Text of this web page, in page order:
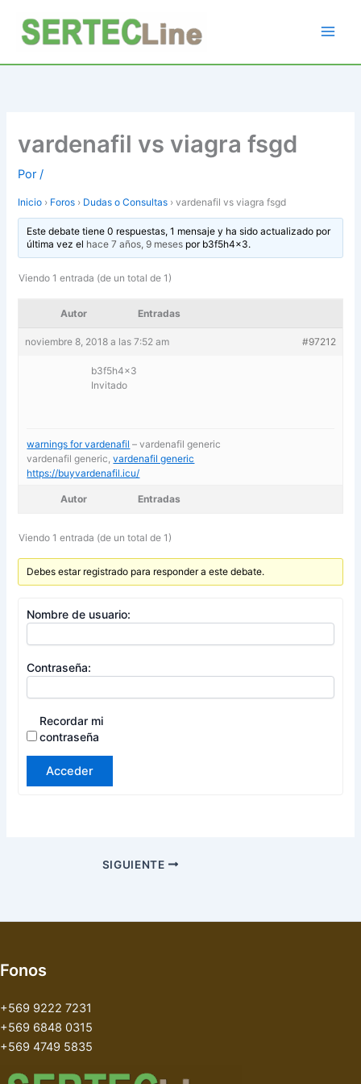
contenido
vardenafil vs viagra fsgd
Por/
Inicio › Foros › Dudas o Consultas › vardenafil vs viagra fsgd
Este debate tiene 0 respuestas, 1 mensaje y ha sido actualizado por
última vez el hace 7 años, 9 mesespor b3f5h4x3.
Viendo 1 entrada (de un total de 1)
Autor Entradas
noviembre 8, 2018 a las 7:52 am #97212
b3f5h4x3
Invitado
warnings for vardenafil – vardenafil generic
vardenafil generic,vardenafil generic
https://buyvardenafil.icu/
Autor Entradas
Viendo 1 entrada (de un total de 1)
Debes estar registrado para responder a este debate.
Nombre de usuario:
Contraseña:
Recordar mi
contraseña
Acceder
SIGUIENTE
Fonos
+569 9222 7231
+569 6848 0315
+569 4749 5835